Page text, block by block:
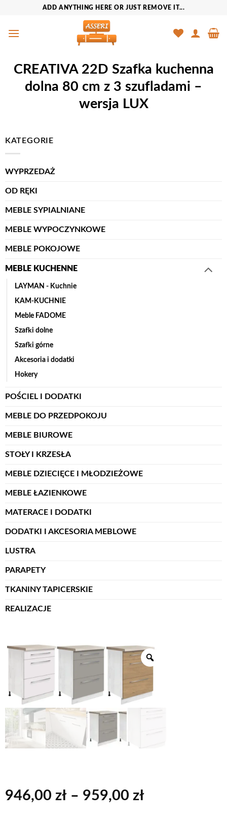
zawartości
ADD ANYTHING HERE OR JUST REMOVE IT...
CREATIVA 22D Szafka kuchenna
dolna 80 cm z 3 szufladami –
wersja LUX
KATEGORIE
WYPRZEDAŻ
OD RĘKI
MEBLE SYPIALNIANE
MEBLE WYPOCZYNKOWE
MEBLE POKOJOWE
MEBLE KUCHENNE
LAYMAN - Kuchnie
KAM-KUCHNIE
Meble FADOME
Szafki dolne
Szafki górne
Akcesoria i dodatki
Hokery
POŚCIEL I DODATKI
MEBLE DO PRZEDPOKOJU
MEBLE BIUROWE
STOŁY I KRZESŁA
MEBLE DZIECIĘCE I MŁODZIEŻOWE
MEBLE ŁAZIENKOWE
MATERACE I DODATKI
DODATKI I AKCESORIA MEBLOWE
LUSTRA
PARAPETY
TKANINY TAPICERSKIE
REALIZACJE
946,00 zł – 959,00 złZakres